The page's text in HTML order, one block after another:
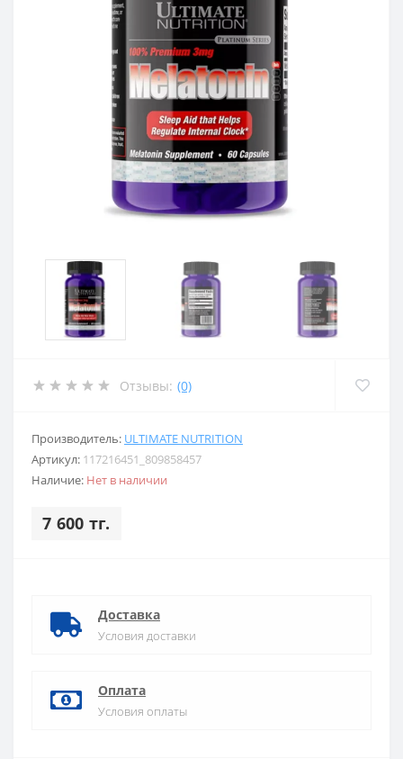
Отзывы: (0)
Производитель: ULTIMATE NUTRITION
Артикул: 117216451_809858457
Наличие: Нет в наличии
7 600 тг.
Доставка
Условия доставки
Оплата
Условия оплаты